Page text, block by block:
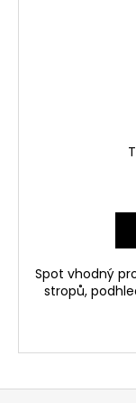
Spot vhodný
stropů,